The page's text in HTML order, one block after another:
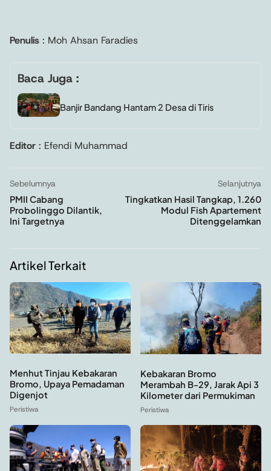
Penulis : Moh Ahsan Faradies
Baca Juga :
Banjir Bandang Hantam 2 Desa di Tiris
Editor : Efendi Muhammad
Sebelumnya
PMII Cabang
Probolinggo Dilantik,
Ini Targetnya
Selanjutnya
Tingkatkan Hasil Tangkap, 1.260
Modul Fish Apartement
Ditenggelamkan
Artikel Terkait
Menhut Tinjau Kebakaran
Bromo, Upaya Pemadaman
Digenjot
Peristiwa
Kebakaran Bromo
Merambah B-29, Jarak Api 3
Kilometer dari Permukiman
Peristiwa